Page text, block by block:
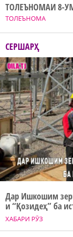
ТОЛЕЪНОМА
ТОЛЕЪНОМАИ 8-
СЕРШАРҲ
ХАБАРИ РӮЗ
Дар Ишкошим
и “Қозидеҳ” ба